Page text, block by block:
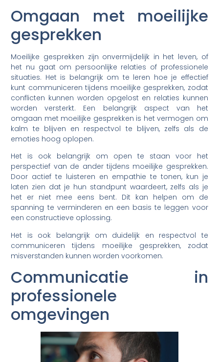
Omgaan met moeilijke
gesprekken
Moeilijke gesprekken zijn onvermijdelijk in het leven, of
het nu gaat om persoonlijke relaties of professionele
situaties. Het is belangrijk om te leren hoe je effectief
kunt communiceren tijdens moeilijke gesprekken, zodat
conflicten kunnen worden opgelost en relaties kunnen
worden versterkt. Een belangrijk aspect van het
omgaan met moeilijke gesprekken is het vermogen om
kalm te blijven en respectvol te blijven, zelfs als de
emoties hoog oplopen.
Het is ook belangrijk om open te staan voor het
perspectief van de ander tijdens moeilijke gesprekken.
Door actief te luisteren en empathie te tonen, kun je
laten zien dat je hun standpunt waardeert, zelfs als je
het er niet mee eens bent. Dit kan helpen om de
spanning te verminderen en een basis te leggen voor
een constructieve oplossing.
Het is ook belangrijk om duidelijk en respectvol te
communiceren tijdens moeilijke gesprekken, zodat
misverstanden kunnen worden voorkomen.
Communicatie in
professionele
omgevingen